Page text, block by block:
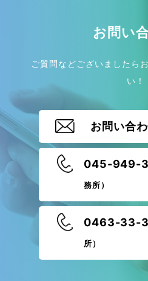
お問い
ご質問などございましたら
い！
お問い合
045-949-
務所）
0463-33-
所）